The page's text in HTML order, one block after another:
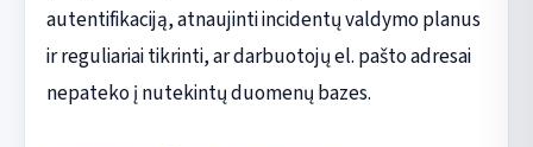
autentifikaciją, atnaujinti incidentų valdymo planus
ir reguliariai tikrinti, ar darbuotojų el. pašto adresai
nepateko į nutekintų duomenų bazes.